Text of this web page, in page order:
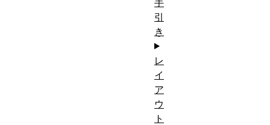
引
き
レ
イ
ア
ウ
ト